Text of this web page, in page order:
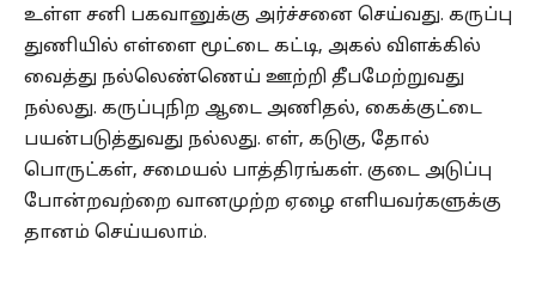
உள்ள சனி பகவானுக்கு அர்ச்சனை செய்வது. கருப்பு
துணியில் எள்ளை மூட்டை கட்டி, அகல் விளக்கில்
வைத்து நல்லெண்ணெய் ஊற்றி தீபமேற்றுவது
நல்லது. கருப்புநிற ஆடை அணிதல், கைக்குட்டை
பயன்படுத்துவது நல்லது. எள், கடுகு, தோல்
பொருட்கள், சமையல் பாத்திரங்கள். குடை அடுப்பு
போன்றவற்றை வானமுற்ற ஏழை எளியவர்களுக்கு
தானம் செய்யலாம்.